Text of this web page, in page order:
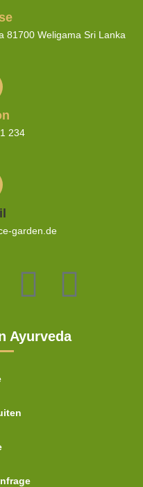
81700 Weligama Sri Lanka
234
garden.de
Ayurveda